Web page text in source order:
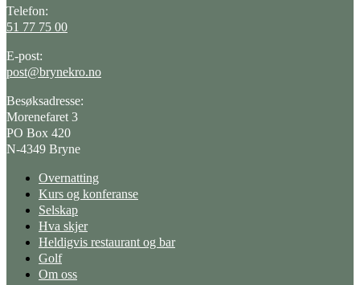
Telefon:
51 77 75 00
E-post:
post@brynekro.no
Besøksadresse:
Morenefaret 3
PO Box 420
N-4349 Bryne
Overnatting
Kurs og konferanse
Selskap
Hva skjer
Heldigvis restaurant og bar
Golf
Om oss